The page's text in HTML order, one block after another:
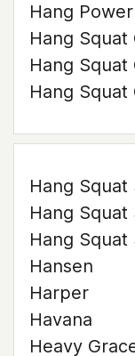
Hang
Hang Squat
Hang Squat
Hang Squat
Hang Squat
Hang Squat
Hang Squat
Hansen
Harper
Havana
Heavy